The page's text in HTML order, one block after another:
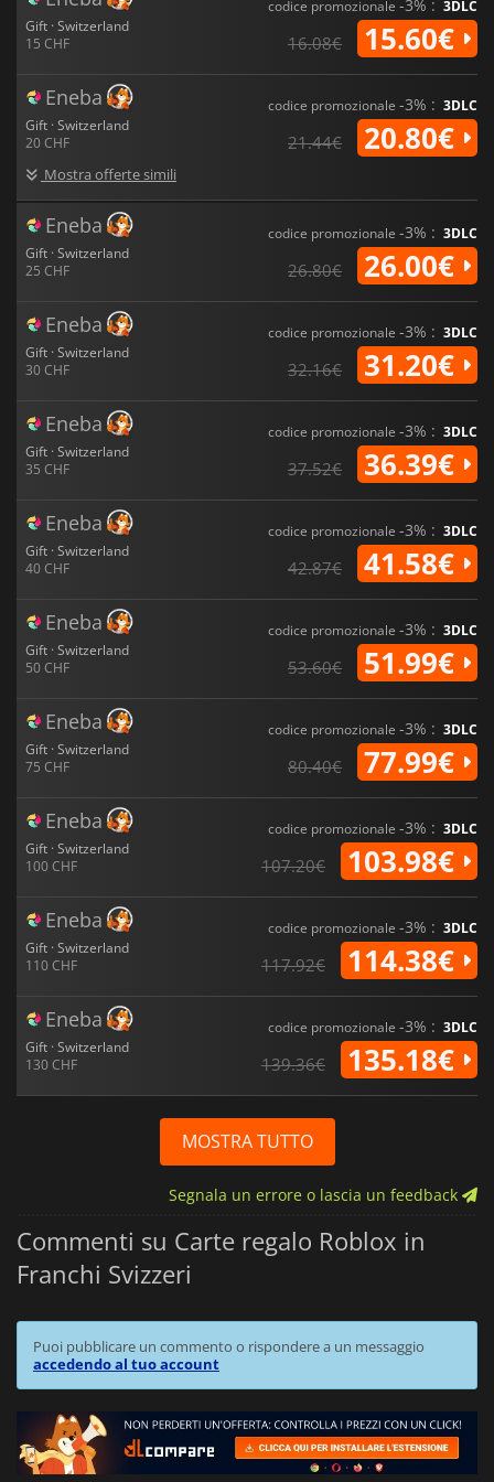
Gift · Switzerland
15 CHF
codice promozionale -3% : 3DLC
16.08€ 15.60€
Eneba
Gift · Switzerland
20 CHF
Mostra offerte simili
codice promozionale -3% : 3DLC
21.44€ 20.80€
Eneba
Gift · Switzerland
25 CHF
codice promozionale -3% : 3DLC
26.80€ 26.00€
Eneba
Gift · Switzerland
30 CHF
codice promozionale -3% : 3DLC
32.16€ 31.20€
Eneba
Gift · Switzerland
35 CHF
codice promozionale -3% : 3DLC
37.52€ 36.39€
Eneba
Gift · Switzerland
40 CHF
codice promozionale -3% : 3DLC
42.87€ 41.58€
Eneba
Gift · Switzerland
50 CHF
codice promozionale -3% : 3DLC
53.60€ 51.99€
Eneba
Gift · Switzerland
75 CHF
codice promozionale -3% : 3DLC
80.40€ 77.99€
Eneba
Gift · Switzerland
100 CHF
codice promozionale -3% : 3DLC
107.20€ 103.98€
Eneba
Gift · Switzerland
110 CHF
codice promozionale -3% : 3DLC
117.92€ 114.38€
Eneba
Gift · Switzerland
130 CHF
codice promozionale -3% : 3DLC
139.36€ 135.18€
MOSTRA TUTTO
Segnala un errore o lascia un feedback
Commenti su Carte regalo Roblox in
Franchi Svizzeri
Puoi pubblicare un commento o rispondere a un messaggio
accedendo al tuo account